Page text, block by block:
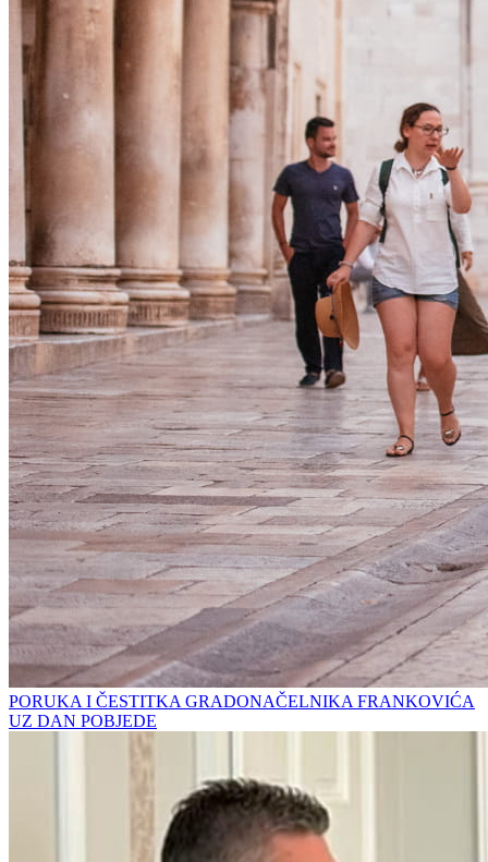
PORUKA I ČESTITKA GRADONAČELNIKA FRANKOVIĆA
UZ DAN POBJEDE